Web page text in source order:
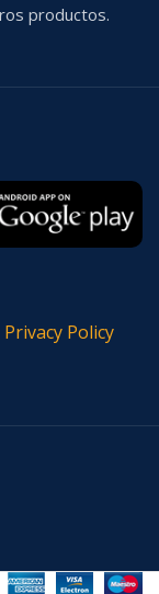
productos.
Privacy Policy